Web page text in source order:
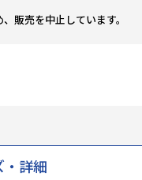
販売を中止しています。
・詳細